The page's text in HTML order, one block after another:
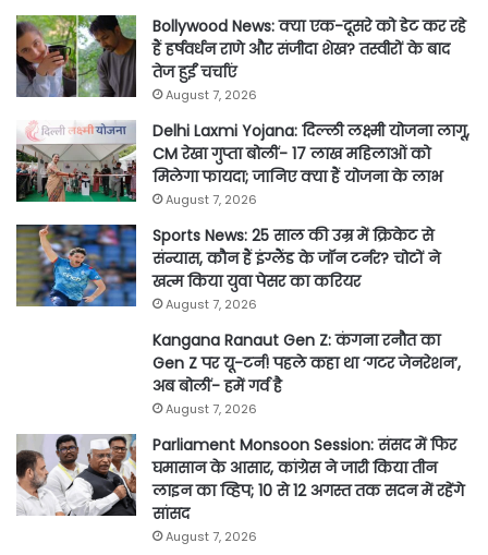
Bollywood News: क्या एक-दूसरे को डेट कर रहे
हैं हर्षवर्धन राणे और संजीदा शेख? तस्वीरों के बाद
तेज हुईं चर्चाएं
August 7, 2026
Delhi Laxmi Yojana: दिल्ली लक्ष्मी योजना लागू,
CM रेखा गुप्ता बोलीं- 17 लाख महिलाओं को
मिलेगा फायदा; जानिए क्या हैं योजना के लाभ
August 7, 2026
Sports News: 25 साल की उम्र में क्रिकेट से
संन्यास, कौन हैं इंग्लैंड के जॉन टर्नर? चोटों ने
खत्म किया युवा पेसर का करियर
August 7, 2026
Kangana Ranaut Gen Z: कंगना रनौत का
Gen Z पर यू-टर्न! पहले कहा था ‘गटर जेनरेशन’,
अब बोलीं- हमें गर्व है
August 7, 2026
Parliament Monsoon Session: संसद में फिर
घमासान के आसार, कांग्रेस ने जारी किया तीन
लाइन का व्हिप; 10 से 12 अगस्त तक सदन में रहेंगे
सांसद
August 7, 2026